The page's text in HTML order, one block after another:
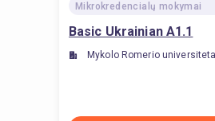
Mikrokredencialų mokymai
Basic Ukrainian A1.1
Mykolo Romerio